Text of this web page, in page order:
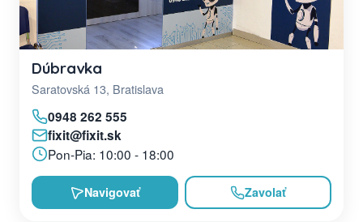
Dúbravka
Saratovská 13, Bratislava
0948 262 555
fixit@fixit.sk
Pon-Pia: 10:00 - 18:00
Navigovať Zavolať